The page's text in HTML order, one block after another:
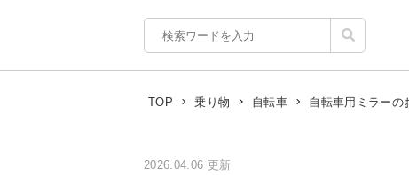
TOP 乗り物 自転車 自転車用ミラーの
2026.04.06 更新